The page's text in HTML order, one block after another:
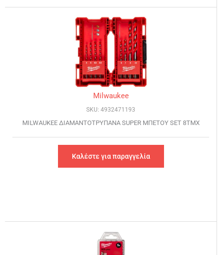
Milwaukee
SKU: 4932471193
MILWAUKEE ΔΙΑΜΑΝΤΟΤΡΥΠΑΝΑ SUPER ΜΠΕΤΟΥ SET 8TMX
Καλέστε για παραγγελία